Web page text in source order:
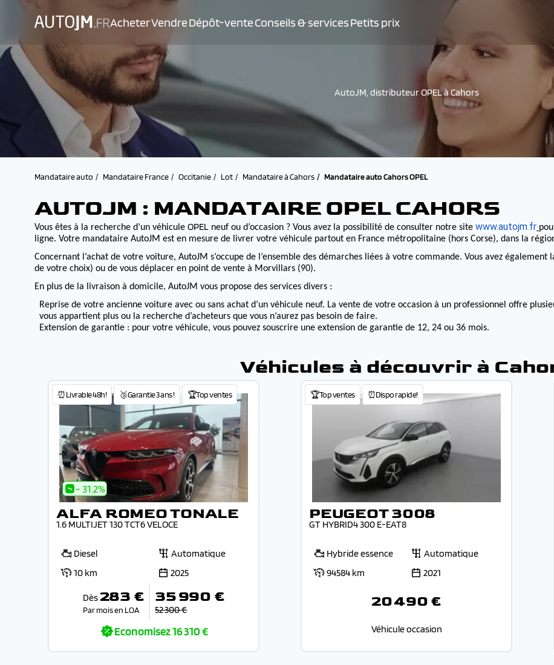
AcheterVendreDépôt-venteConseils & servicesPetits prix
AutoJM, distributeur OPEL à Cahors
Mandataire auto Mandataire France Occitanie Lot Mandataire à Cahors Mandataire auto Cahors OPEL
AUTOJM : MANDATAIRE OPEL CAHORS
Vous êtes à la recherche d’un véhicule OPEL neuf ou d’occasion ? Vous avez la possibilité de consulter notre site www.autojm.fr
ligne. Votre mandataire AutoJM est en mesure de livrer votre véhicule partout en France métropolitaine (hors Corse), dans la
Concernant l’achat de votre voiture, AutoJM s’occupe de l’ensemble des démarches liées à votre commande. Vous avez
de votre choix) ou de vous déplacer en point de vente à Morvillars (90).
En plus de la livraison à domicile, AutoJM vous propose des services divers :
Reprise de votre ancienne voiture avec ou sans achat d’un véhicule neuf. La vente de votre occasion à un professionnel offre
vous appartient plus ou la recherche d’acheteurs que vous n’aurez pas besoin de faire.
Extension de garantie : pour votre véhicule, vous pouvez souscrire une extension de garantie de 12, 24 ou 36 mois.
Véhicules à découvrir à
⏰Livrable 48h! 🥉Garantie 3 ans ! 🏆Top ventes
- 31.2%
ALFA ROMEO TONALE
1.6 MULTIJET 130 TCT6 VELOCE
Diesel
Automatique
10 km
2025
Dès 283 €
Par mois en LOA
35 990 €
52 300 €
Economisez16 310 €
🏆Top ventes ⏰Dispo rapide!
PEUGEOT 3008
GT HYBRID4 300 E-EAT8
Hybride essence
Automatique
94584 km
2021
20 490 €
Véhicule occasion